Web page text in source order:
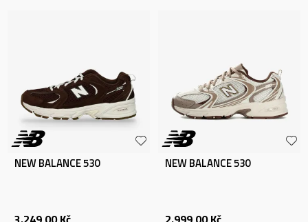
NEW BALANCE 530 NEW BALANCE 530